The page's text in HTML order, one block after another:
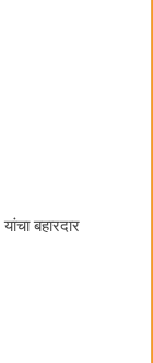
बहारदार